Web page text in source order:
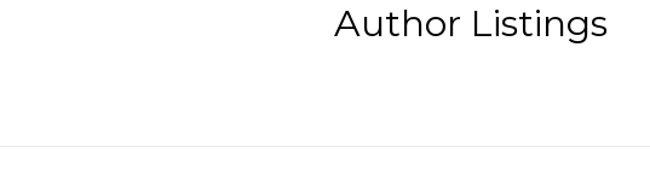
Author Listings